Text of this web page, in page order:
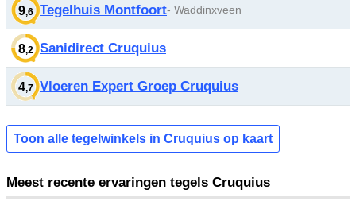
9,6 Tegelhuis Montfoort- Waddinxveen
8,2 Sanidirect Cruquius
4,7 Vloeren Expert Groep Cruquius
Toon alle tegelwinkels in Cruquius op kaart
Meest recente ervaringen tegels Cruquius